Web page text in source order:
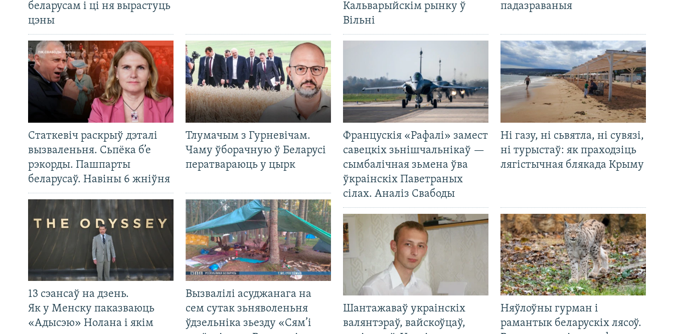
беларусам і ці ня вырастуць
цэны
Статкевіч раскрыў дэталі
вызваленьня. Сьпёка б’е
рэкорды. Пашпарты
беларусаў. Навіны 6 жніўня
Тлумачым з Гурневічам.
Чаму ўборачную ў Беларусі
ператвараюць у цырк
13 сэансаў на дзень.
Як у Менску паказваюць
«Адысэю» Нолана і якім
Вызвалілі асуджанага на
сем сутак зьняволеньня
ўдзельніка зьезду «Сям’і
Кальварыйскім рынку ў
Вільні
падазраваныя
Францускія «Рафалі» замест
савецкіх зьнішчальнікаў —
сымбалічная зьмена ўва
ўкраінскіх Паветраных
сілах. Аналіз Свабоды
Ні газу, ні сьвятла, ні сувязі,
ні турыстаў: як праходзіць
лягістычная блякада Крыму
Шантажаваў украінскіх
валянтэраў, вайскоўцаў,
Няўлоўны гурман і
рамантык беларускіх лясоў.